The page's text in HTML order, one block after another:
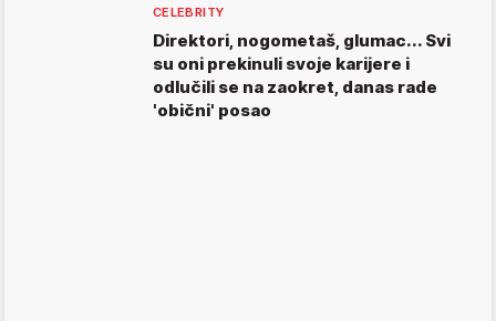
CELEBRITY
Direktori, nogometaš, glumac... Svi
su oni prekinuli svoje karijere i
odlučili se na zaokret, danas rade
'obični' posao